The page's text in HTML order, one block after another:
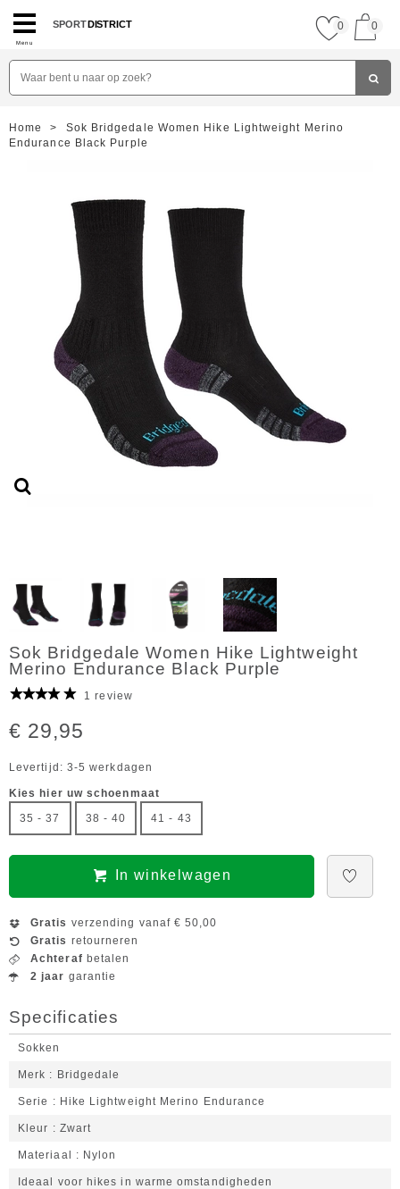
Menu
SPORTDISTRICT 0 0
Home >
Sok Bridgedale Women Hike Lightweight Merino
Endurance Black Purple
Sok Bridgedale Women Hike Lightweight
Merino Endurance Black Purple
1 review
€ 29,95
Levertijd: 3-5 werkdagen
Kies hier uw schoenmaat
35 - 37
38 - 40 41 - 43
In winkelwagen
Gratis verzending vanaf € 50,00
Gratis retourneren
Achteraf betalen
2 jaar garantie
Specificaties
Sokken
Merk Bridgedale
Serie Hike Lightweight Merino Endurance
Kleur Zwart
Materiaal Nylon
Ideaal voor hikes in warme omstandigheden